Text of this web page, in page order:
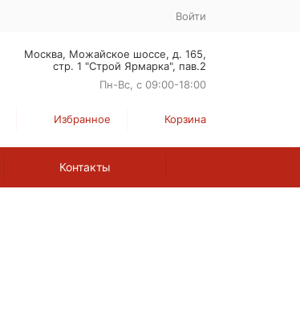
Войти
Москва, Можайское шоссе, д. 165,
стр. 1 "Строй Ярмарка", пав.2
Пн-Вс, с 09:00-18:00
Избранное Корзина
Контакты